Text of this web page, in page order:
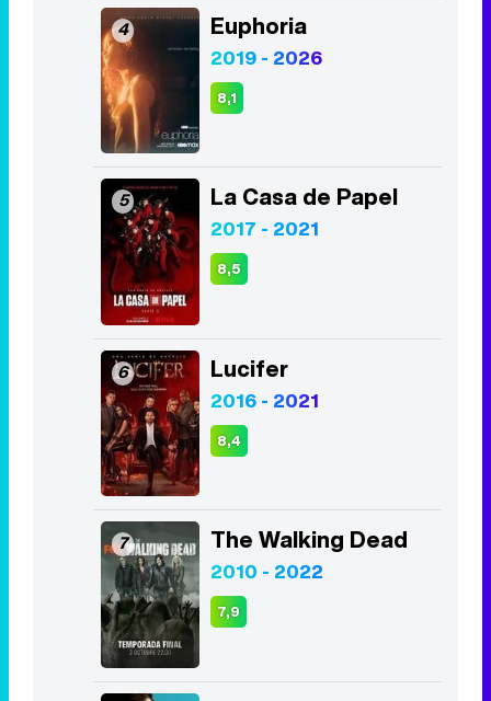
4 Euphoria
2019 - 2026
8,1
5 La Casa de Papel
2017 - 2021
8,5
6 Lucifer
2016 - 2021
8,4
7 The Walking Dead
2010 - 2022
7,9